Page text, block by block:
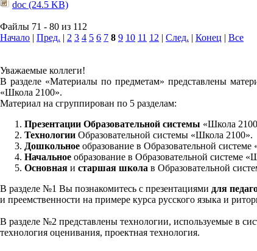
doc (24.5 KB)
Файлы 71 - 80 из 112
Начало | Пред. | 2 3 4 5 6 7 8 9 10 11 12 | След. | Конец | Все
Уважаемые коллеги!
В разделе «Материалы по предметам» представлены
«Школа 2100».
Материал на сгруппирован по 5 разделам:
Презентации Образовательной системы «Школа
Технологии Образовательной системы «Школа 2100».
Дошкольное образование в Образовательной
Начальное образование в Образовательной системе
Основная и старшая школа в Образовательной
В разделе №1 Вы познакомитесь с презентациями для
и преемственности на примере курса русского языка и
В разделе №2 представлены технологии, используемые в
технология оценивания, проектная технология.